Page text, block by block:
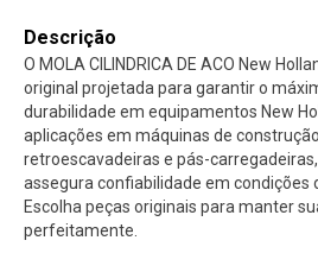
Descrição
O MOLA CILINDRICA DE ACO New
original projetada para garantir o
durabilidade em equipamentos New
aplicações em máquinas de
retroescavadeiras e pás-
assegura confiabilidade em condições
Escolha peças originais para manter
perfeitamente.